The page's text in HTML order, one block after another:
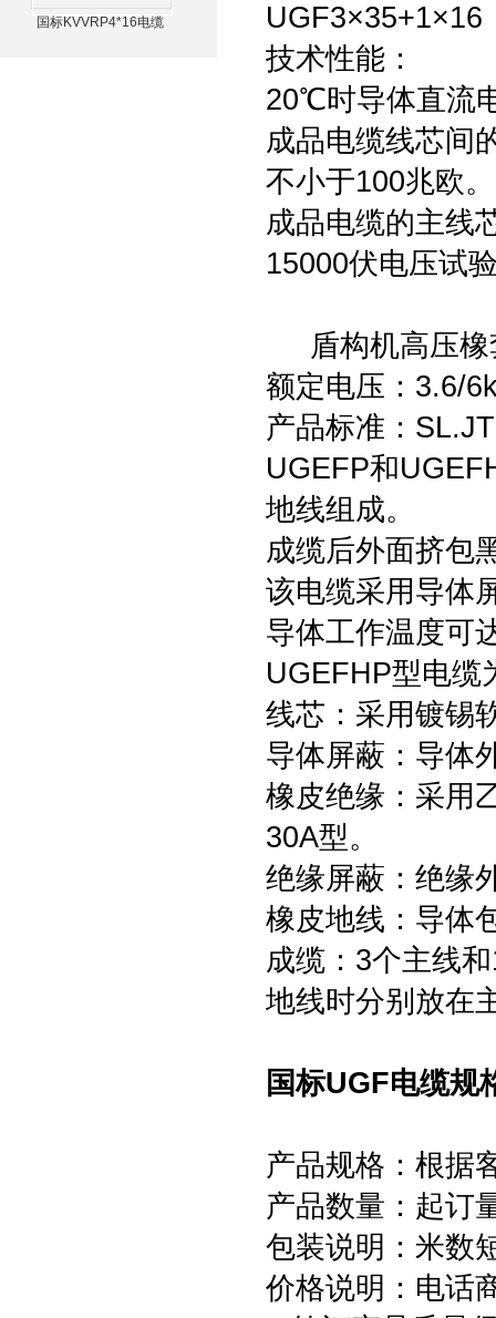
国标KVVRP4*16电缆
技术性能：
20℃时导体直流
成品电缆线芯间
不小于100兆欧
成品电缆的主线
15000伏电压试
盾构机高压橡
额定电压：3.6/
产品标准：
UGEFP和
地线组成。
成缆后外面挤包
该电缆采用导体
导体工作温度可
UGEFHP型电
线芯：采用镀锡
导体屏蔽：导体
橡皮绝缘：采用
30A型。
绝缘屏蔽：绝缘
橡皮地线：导体
成缆：3个主线
地线时分别放在
国标UGF电缆
产品规格：根据
产品数量：起订
包装说明：米数
价格说明：电话